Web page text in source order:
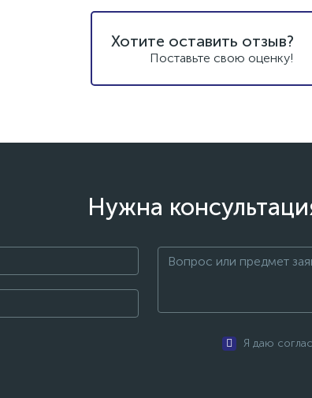
Хотите оставить отзыв?
Поставьте свою оценку!
Нужна
Я даю